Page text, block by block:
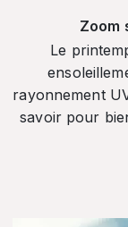
Zoom
Le
rayonnement
savoir pour